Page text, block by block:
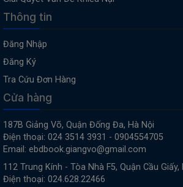
Thông tin
Đăng Nhập
Đăng Ký
Tra Cứu Đơn Hàng
Cửa hàng
187B Giảng Võ, Quận Đống Đa, Hà Nội
Điện thoại: 024 3514 3931 - 0904554705
Email: ebdbook.giangvo@gmail.com
112 Trung Kính - Tòa Nhà F5, Quận Cầu Giấy,
Điện thoại: 024.628.22466